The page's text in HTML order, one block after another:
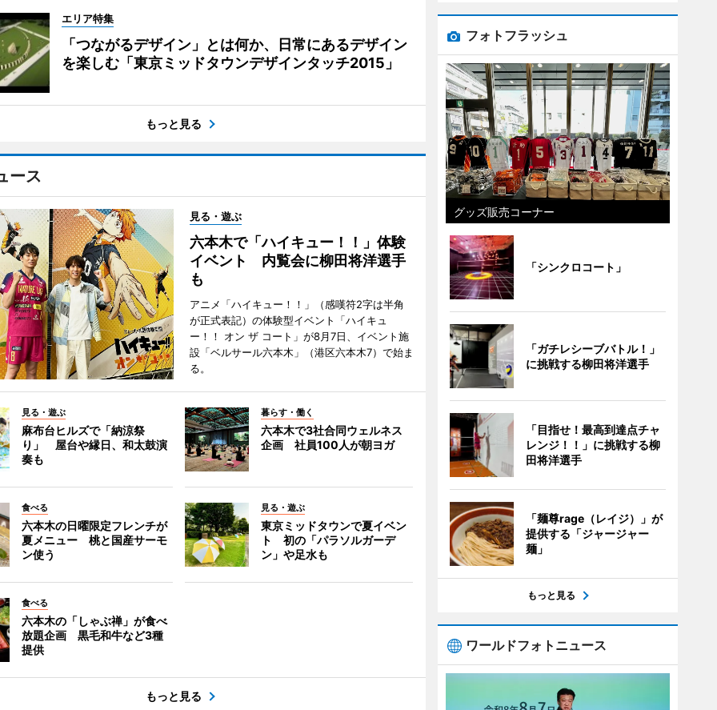
エリア特集
「つながるデザイン」とは何か、日常にあるデザイン
を楽しむ「東京ミッドタウンデザインタッチ2015」
もっと見る
ース
見る・遊ぶ
六本木で「ハイキュー！！」体験
イベント 内覧会に柳田将洋選手
も
アニメ「ハイキュー！！」（感嘆符2字は半角
が正式表記）の体験型イベント「ハイキュ
ー！！ オン ザ コート」が8月7日、イベント施
設「ベルサール六本木」（港区六本木7）で始ま
る。
見る・遊ぶ
麻布台ヒルズで「納涼祭
り」 屋台や縁日、和太鼓演
奏も
暮らす・働く
六本木で3社合同ウェルネス
企画 社員100人が朝ヨガ
食べる
六本木の日曜限定フレンチが
夏メニュー 桃と国産サーモ
ン使う
見る・遊ぶ
東京ミッドタウンで夏イベン
ト 初の「パラソルガーデ
ン」や足水も
食べる
六本木の「しゃぶ禅」が食べ
放題企画 黒毛和牛など3種
提供
もっと見る
フォトフラッシュ
グッズ販売コーナー
「シンクロコート」
「ガチレシーブバトル！」
に挑戦する柳田将洋選手
「目指せ！最高到達点チャ
レンジ！！」に挑戦する柳
田将洋選手
「麺尊rage（レイジ）」が
提供する「ジャージャー
麺」
もっと見る
ワールドフォトニュース